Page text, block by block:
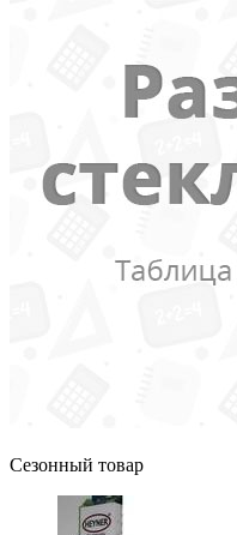
Сезонный товар